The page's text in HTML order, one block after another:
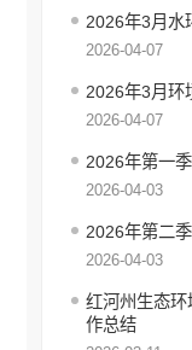
征地信息公开
工商登记和事中
食品药品安全信
教育信息公开
民政信息公开
推进户籍和出入
就业创业信息公开
公共资源交易信
科技管理和项目
2026年3月水
2026-04-07
2026年3月环
2026-04-07
2026年第一
2026-04-03
2026年第二
2026-04-03
红河州生态
作总结